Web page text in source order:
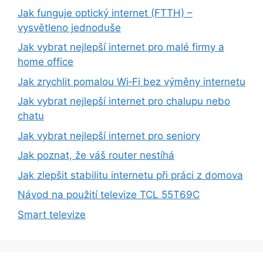
Jak funguje optický internet (FTTH) –
vysvětleno jednoduše
Jak vybrat nejlepší internet pro malé firmy a
home office
Jak zrychlit pomalou Wi‑Fi bez výměny internetu
Jak vybrat nejlepší internet pro chalupu nebo
chatu
Jak vybrat nejlepší internet pro seniory
Jak poznat, že váš router nestíhá
Jak zlepšit stabilitu internetu při práci z domova
Návod na použití televize TCL 55T69C
Smart televize